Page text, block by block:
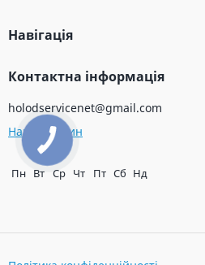
Навігація
Контактна інформація
holodservicenet@gmail.com
Наш магазин
Пн Вт Ср Чт Пт Сб Нд